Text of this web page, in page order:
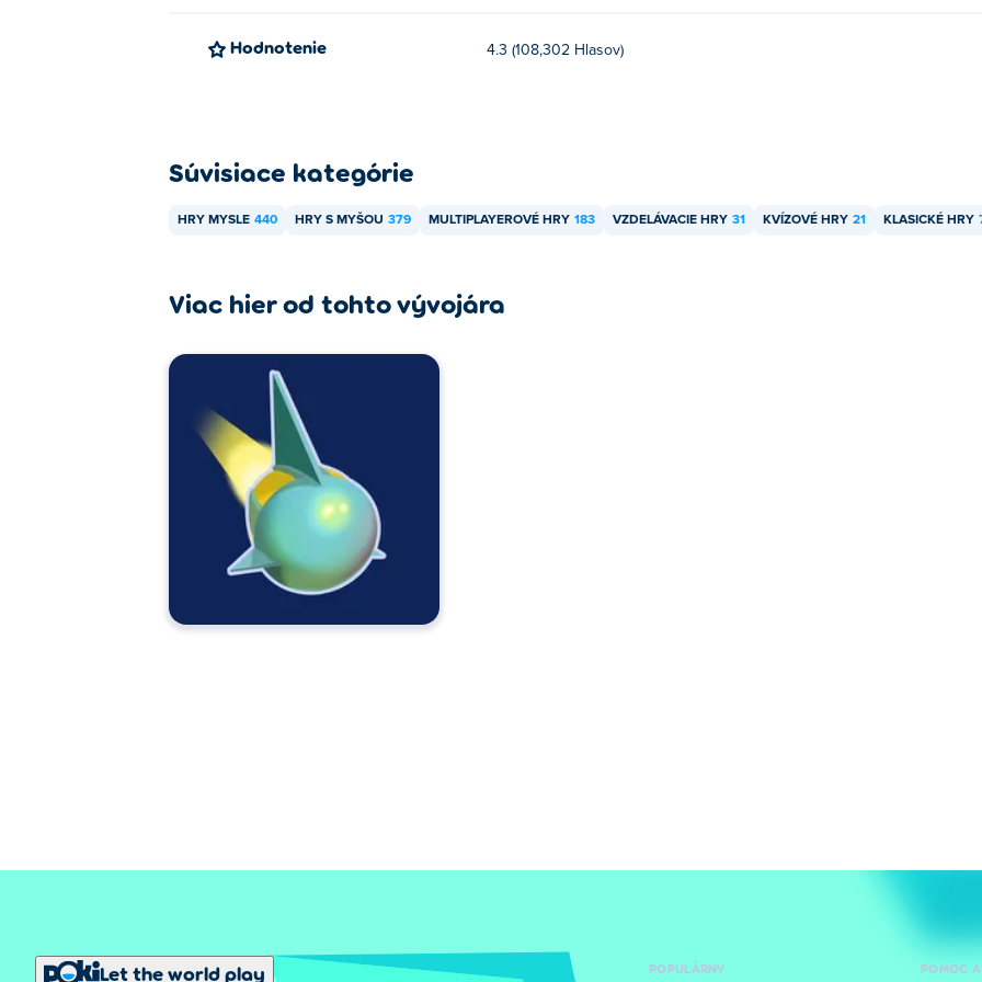
Hodnotenie 4.3 (108,302 Hlasov)
Súvisiace kategórie
HRY MYSLE 440 HRY S MYŠOU 379 MULTIPLAYEROVÉ HRY 183 VZDELÁVACIE HRY 31 KVÍZOVÉ ​​HRY 21 KLASICKÉ HRY
Viac hier od tohto vývojára
Let the world play POPULÁRNY POMOC